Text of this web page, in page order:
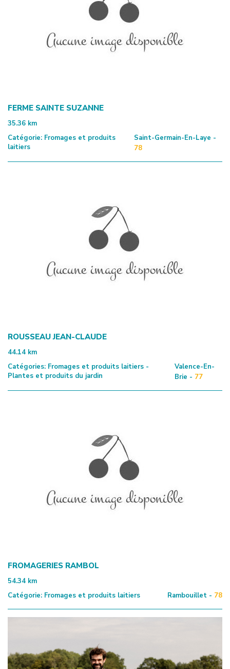
FERME SAINTE SUZANNE
35.36 km
Catégorie: Fromages et produits
laitiers
Saint-Germain-En-Laye -
78
ROUSSEAU JEAN-CLAUDE
44.14 km
Catégories: Fromages et produits laitiers -
Plantes et produits du jardin
Valence-En-
Brie - 77
FROMAGERIES RAMBOL
54.34 km
Catégorie: Fromages et produits laitiers Rambouillet - 78